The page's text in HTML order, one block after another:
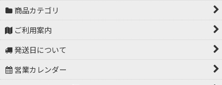
商品カテゴリ
ご利用案内
発送日について
営業カレンダー